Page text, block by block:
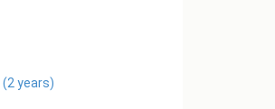
(2 years)